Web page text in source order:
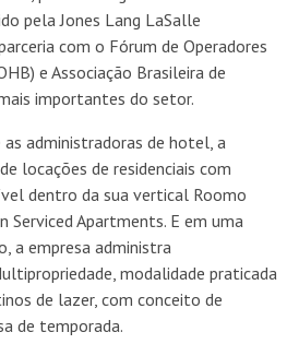
pela Jones Lang LaSalle
com o Fórum de Operadores
e Associação Brasileira de
importantes do setor.
administradoras de hotel, a
locações de residenciais com
dentro da sua vertical Roomo
Serviced Apartments. E em uma
a empresa administra
modalidade praticada
de lazer, com conceito de
de temporada.